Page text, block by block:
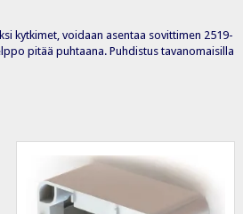
kytkimet, voidaan asentaa sovittimen 2519-
pitää puhtaana. Puhdistus tavanomaisilla